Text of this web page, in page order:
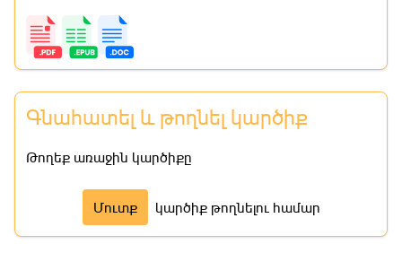
Գնահատել և թողնել կարծիք
Թողեք առաջին կարծիքը
Մուտք կարծիք թողնելու համար